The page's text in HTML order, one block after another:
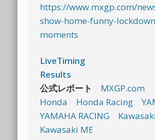
https://www.mxgp.com/
show-home-funny-
moments
LiveTiming
Results
公式レポート
MXGP.com
Honda
Honda Racing
YAMAHA RACING
Kawasaki ME